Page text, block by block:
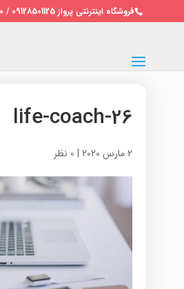
فروشگاه اینترنتی پرواز 09128501125 / 02122691010
life-coach-26
2 مارس 2020 | 0 نظر